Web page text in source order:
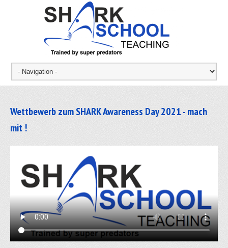
Wettbewerb zum SHARK Awareness Day 2021 - mach
mit !